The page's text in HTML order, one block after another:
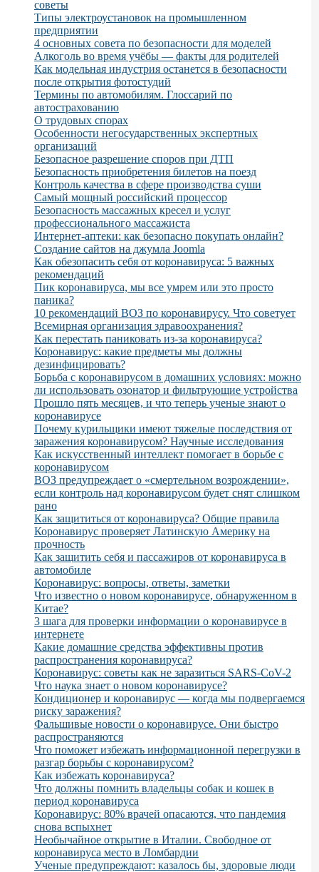
советы
Типы электроустановок на промышленном
предприятии
4 основных совета по безопасности для моделей
Алкоголь во время учёбы — факты для родителей
Как модельная индустрия останется в безопасности
после открытия фотостудий
Термины по автомобилям. Глоссарий по
автострахованию
О трудовых спорах
Особенности негосударственных экспертных
организаций
Безопасное разрешение споров при ДТП
Безопасность приобретения билетов на поезд
Контроль качества в сфере производства суши
Самый мощный российский процессор
Безопасность массажных кресел и услуг
профессионального массажиста
Интернет-аптеки: как безопасно покупать онлайн?
Создание сайтов на джумла Joomla
Как обезопасить себя от коронавируса: 5 важных
рекомендаций
Пик коронавируса, мы все умрем или это просто
паника?
10 рекомендаций ВОЗ по коронавирусу. Что советует
Всемирная организация здравоохранения?
Как перестать паниковать из-за коронавируса?
Коронавирус: какие предметы мы должны
дезинфицировать?
Борьба с коронавирусом в домашних условиях: можно
ли использовать озонатор и фильтрующие устройства
Прошло пять месяцев, и что теперь ученые знают о
коронавирусе
Почему курильщики имеют тяжелые последствия от
заражения коронавирусом? Научные исследования
Как искусственный интеллект помогает в борьбе с
коронавирусом
ВОЗ предупреждает о «смертельном возрождении»,
если контроль над коронавирусом будет снят слишком
рано
Как защититься от коронавируса? Общие правила
Коронавирус проверяет Латинскую Америку на
прочность
Как защитить себя и пассажиров от коронавируса в
автомобиле
Коронавирус: вопросы, ответы, заметки
Что известно о новом коронавирусе, обнаруженном в
Китае?
3 шага для проверки информации о коронавирусе в
интернете
Какие домашние средства эффективны против
распространения коронавируса?
Коронавирус: советы как не заразиться SARS-CoV-2
Что наука знает о новом коронавирусе?
Кондиционер и коронавирус — когда мы подвергаемся
риску заражения?
Фальшивые новости о коронавирусе. Они быстро
распространяются
Что поможет избежать информационной перегрузки в
разгар борьбы с коронавирусом?
Как избежать коронавируса?
Что должны помнить владельцы собак и кошек в
период коронавируса
Коронавирус: 80% врачей опасаются, что пандемия
снова вспыхнет
Необычайное открытие в Италии. Свободное от
коронавируса место в Ломбардии
Ученые предупреждают: казалось бы, здоровые люди